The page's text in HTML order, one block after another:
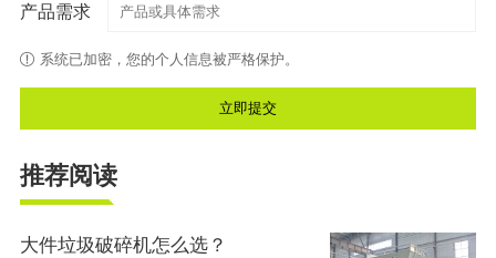
产品需求
系统已加密，您的个人信息被严格保护。
推荐阅读
大件垃圾破碎机怎么选？